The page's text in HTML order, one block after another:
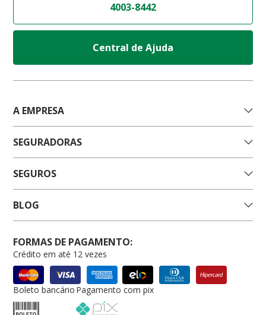
4003-8442
Central de Ajuda
A EMPRESA
SEGURADORAS
SEGUROS
BLOG
FORMAS DE PAGAMENTO:
Crédito em até 12 vezes
Boleto bancário Pagamento com pix